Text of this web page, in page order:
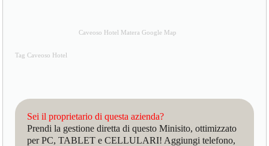
Caveoso Hotel Matera Google Map
Tag Caveoso Hotel
Sei il proprietario di questa azienda?
Prendi la gestione diretta di questo Minisito, ottimizzato
per PC, TABLET e CELLULARI! Aggiungi telefono,